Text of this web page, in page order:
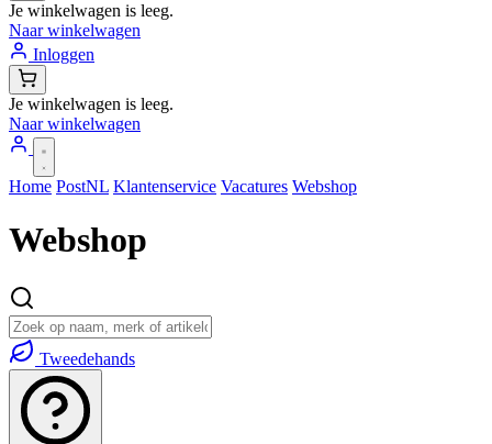
Je winkelwagen is leeg.
Naar winkelwagen
Inloggen
Je winkelwagen is leeg.
Naar winkelwagen
Home PostNL Klantenservice Vacatures Webshop
Webshop
Tweedehands